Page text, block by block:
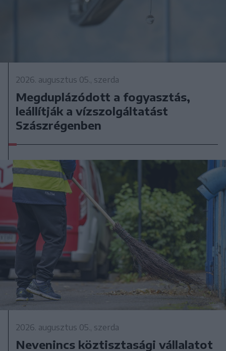
2026. augusztus 05., szerda
Megduplázódott a fogyasztás,
leállítják a vízszolgáltatást
Szászrégenben
2026. augusztus 05., szerda
Nevenincs köztisztasági vállalatot